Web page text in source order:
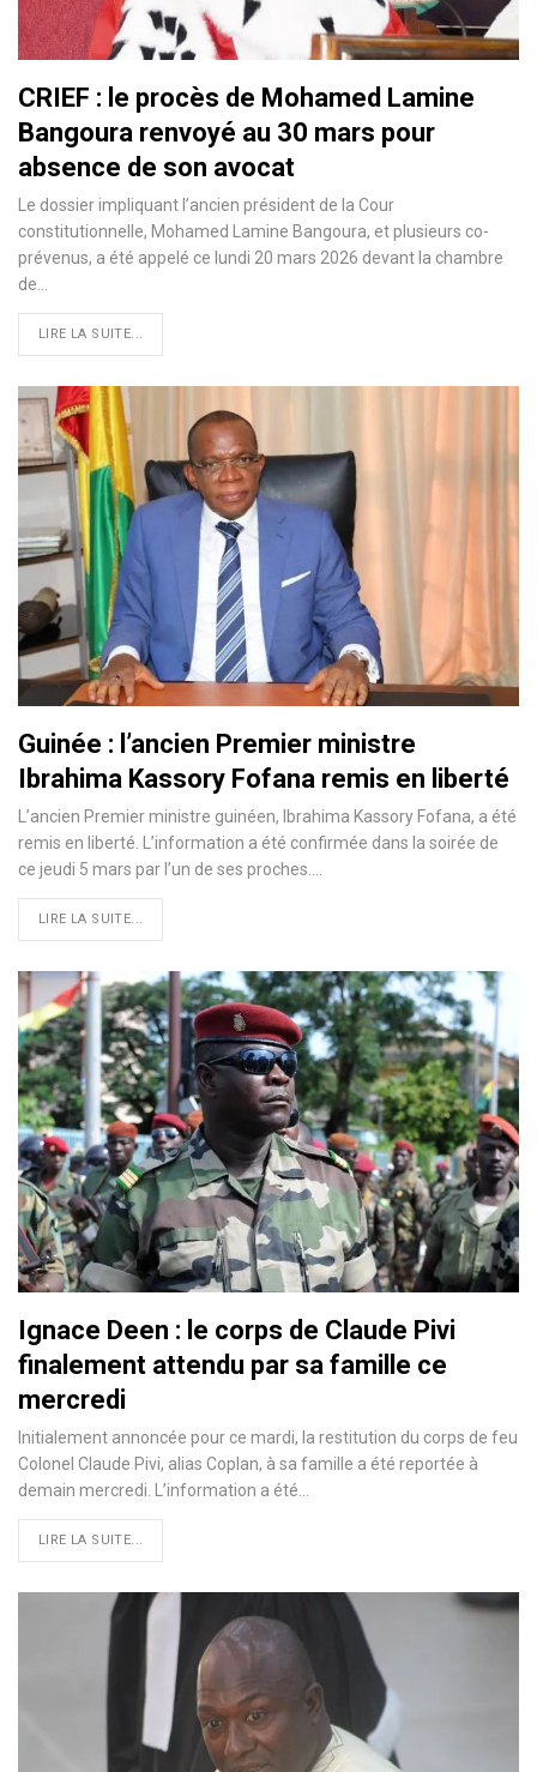
CRIEF : le procès de Mohamed Lamine
Bangoura renvoyé au 30 mars pour
absence de son avocat
Le dossier impliquant l’ancien président de la Cour
constitutionnelle, Mohamed Lamine Bangoura, et plusieurs co-
prévenus, a été appelé ce lundi 20 mars 2026 devant la chambre
de…
LIRE LA SUITE...
Guinée : l’ancien Premier ministre
Ibrahima Kassory Fofana remis en liberté
L’ancien Premier ministre guinéen, Ibrahima Kassory Fofana, a été
remis en liberté. L’information a été confirmée dans la soirée de
ce jeudi 5 mars par l’un de ses proches.…
LIRE LA SUITE...
Ignace Deen : le corps de Claude Pivi
finalement attendu par sa famille ce
mercredi
Initialement annoncée pour ce mardi, la restitution du corps de feu
Colonel Claude Pivi, alias Coplan, à sa famille a été reportée à
demain mercredi. L’information a été…
LIRE LA SUITE...